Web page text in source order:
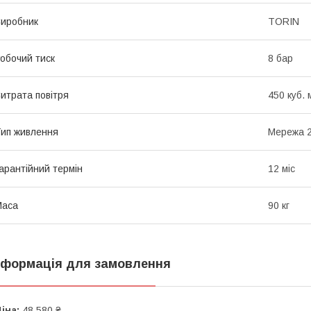
TORIN
тиск 8 бар
повітря 450 куб.
живлення Мережа
термін 12 міс
90 кг
для замовлення